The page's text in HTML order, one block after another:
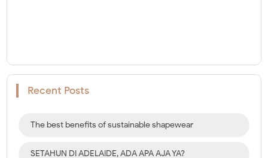
Recent Posts
The best benefits of sustainable shapewear
SETAHUN DI ADELAIDE, ADA APA AJA YA?